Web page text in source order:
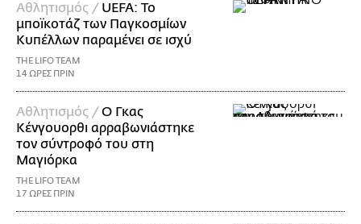
Αθλητισμός / UEFA: Το
μποϊκοτάζ των Παγκοσμίων
Κυπέλλων παραμένει σε ισχύ
THE LIFO TEAM
14 ΩΡΕΣ ΠΡΙΝ
Αθλητισμός / Ο Γκας
Κένγουορθι αρραβωνιάστηκε
τον σύντροφό του στη
Μαγιόρκα
THE LIFO TEAM
17 ΩΡΕΣ ΠΡΙΝ